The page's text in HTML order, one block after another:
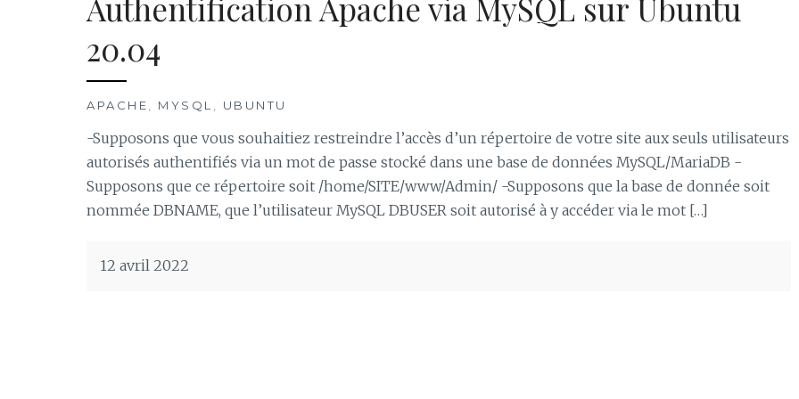
Authentification Apache via MySQL sur Ubuntu
20.04
APACHE, MYSQL , UBUNTU
-Supposons que vous souhaitiez restreindre l’accès d’un répertoire de votre site aux seuls utilisateurs
autorisés authentifiés via un mot de passe stocké dans une base de données MySQL/MariaDB -
Supposons que ce répertoire soit /home/SITE/www/Admin/ -Supposons que la base de donnée soit
nommée DBNAME, que l’utilisateur MySQL DBUSER soit autorisé à y accéder via le mot […]
12 avril 2022